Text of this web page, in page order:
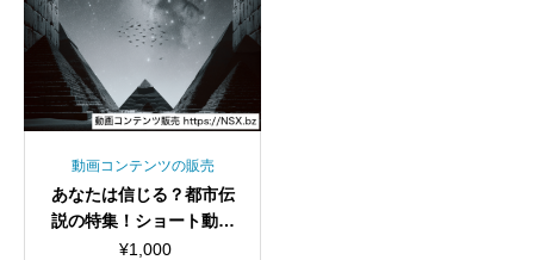
動画コンテンツの販売
あなたは信じる？都市伝
説の特集！ショート動画
セット
¥1,000